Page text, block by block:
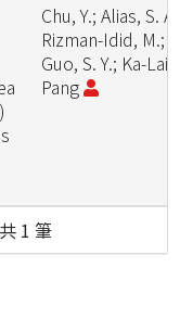
Chu, Y.; Alias, S.
Rizman-Idid, M.;
Guo, S. Y.; Ka-Lai
Pang
1 筆